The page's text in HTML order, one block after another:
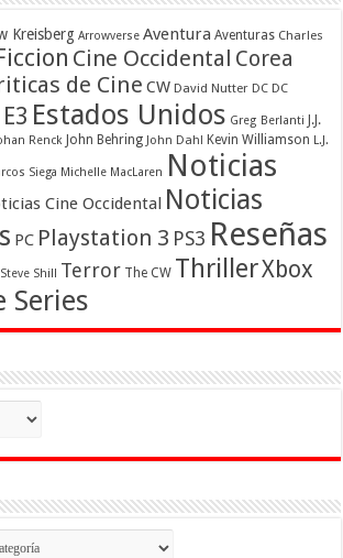
Kreisberg Arrowverse Aventura Aventuras Charles
Cine Occidental Corea
de Cine CW David Nutter DC DC
E3 Estados Unidos Greg Berlanti
J.J.
Renck John Behring John Dahl Kevin Williamson L.J.
Siega Michelle MacLaren Noticias
Cine Occidental Noticias
PC Playstation 3 PS3 Reseñas
Steve Shill Terror The CW ThrillerXbox
Series